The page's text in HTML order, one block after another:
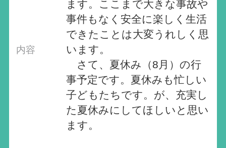
内容
ます。ここまで大きな事故や
事件もなく安全に楽しく生活
できたことは大変うれしく思
います。
さて、夏休み（8月）の行
事予定です。夏休みも忙しい
子どもたちです。が、充実し
た夏休みにしてほしいと思い
ます。